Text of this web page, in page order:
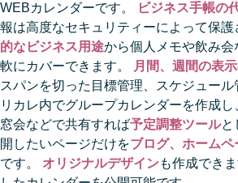
WEBカレンダーです。
ビジネス手帳の
報は高度なセキュリティーによって保護
的なビジネス用途から個人メモや飲み会
軟にカバーできます。
月間、週間の表示
スパンを切った目標管理、スケジュー
リカレ内でグループカレンダーを作成
窓会などで共有すれば予定調整ツールと
開したいページだけをブログ、ホーム
です。 オリジナルデザインも作成でき